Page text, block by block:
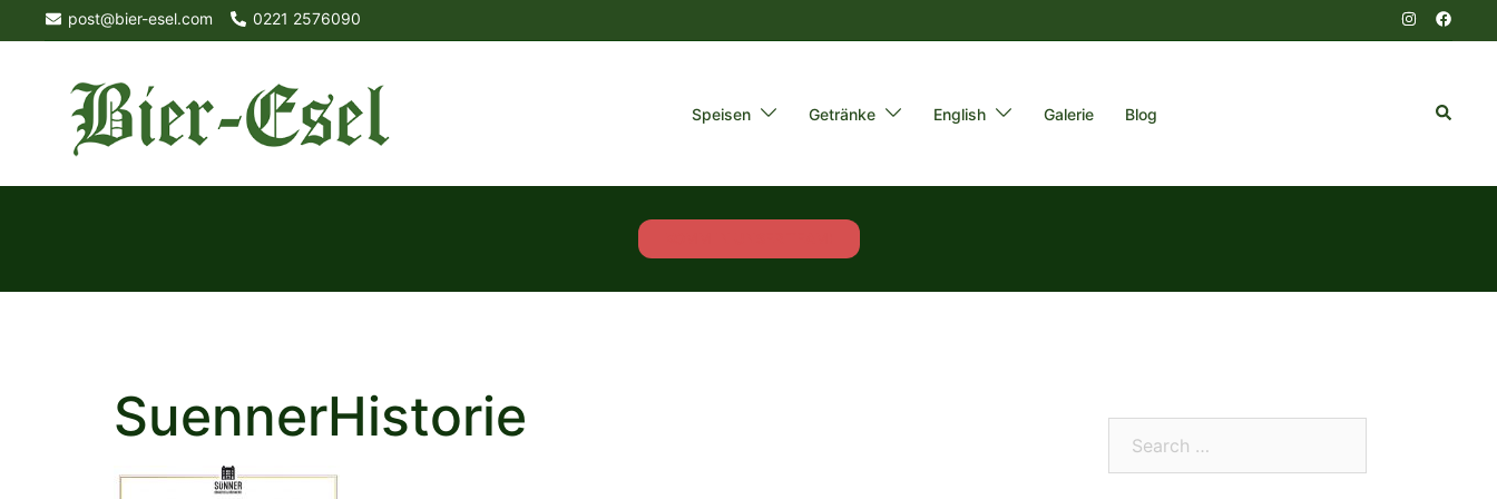
to
post@bier-esel.com 0221 2576090
Speisen Getränke English Galerie Blog Search
SuennerHistorie